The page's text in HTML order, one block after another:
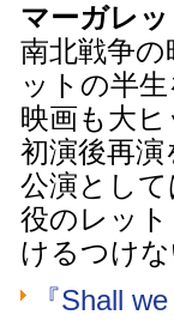
マーガレ
南北戦争
ットの半
映画も大
初演後再演
公演とし
役のレッ
けるつけ
『Shall